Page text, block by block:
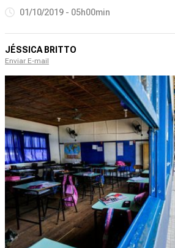
01/10/2019 - 05h00min
JÉSSICA BRITTO
Enviar E-mail